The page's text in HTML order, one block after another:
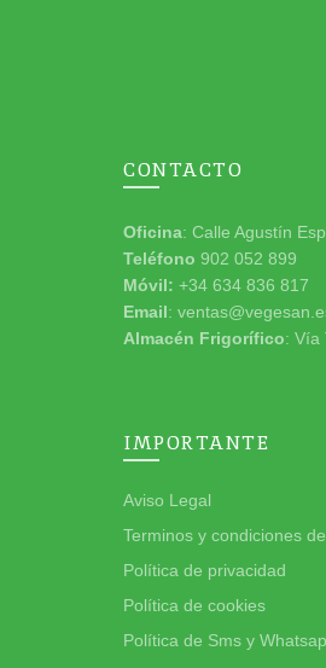
CONTACTO
Oficina: Calle Agustín
Teléfono 902 052 899
Móvil: +34 634 836 817
Email:
Almacén Frigorífico: Vía
IMPORTANTE
Aviso Legal
Terminos y condiciones
Política de privacidad
Política de cookies
Política de Sms y